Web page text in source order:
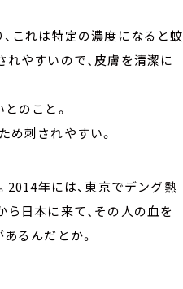
これは特定の濃度になると蚊
やすいので、皮膚を清潔に
のこと。
め刺されやすい。
年には、東京でデング熱
日本に来て、その人の血を
るんだとか。